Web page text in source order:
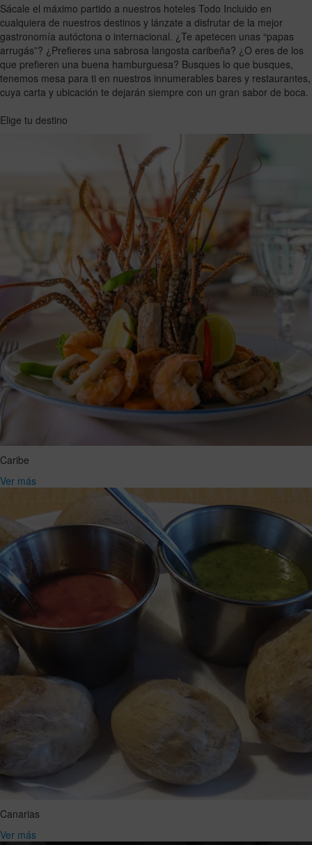
Sácale el máximo partido a nuestros hoteles Todo Incluido en
cualquiera de nuestros destinos y lánzate a disfrutar de la mejor
gastronomía autóctona o internacional. ¿Te apetecen unas “papas
arrugás”? ¿Prefieres una sabrosa langosta caribeña? ¿O eres de los
que prefieren una buena hamburguesa? Busques lo que busques,
tenemos mesa para ti en nuestros innumerables bares y restaurantes,
cuya carta y ubicación te dejarán siempre con un gran sabor de boca.
Elige tu destino
Caribe
Ver más
Canarias
Ver más